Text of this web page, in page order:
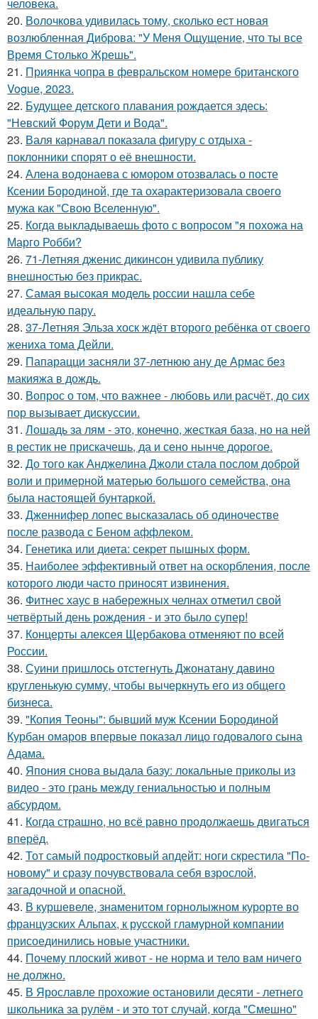
20. Волочкова удивилась тому, сколько ест новая
возлюбленная Диброва: "У Меня Ощущение, что ты все
Время Столько Жрешь".
21. Приянка чопра в февральском номере британского
Vogue, 2023.
22. Будущее детского плавания рождается здесь:
"Невский Форум Дети и Вода".
23. Валя карнавал показала фигуру с отдыха -
поклонники спорят о её внешности.
24. Алена водонаева с юмором отозвалась о посте
Ксении Бородиной, где та охарактеризовала своего
мужа как "Свою Вселенную".
25. Когда выкладываешь фото с вопросом "я похожа на
Марго Робби?
26. 71-Летняя дженис дикинсон удивила публику
внешностью без прикрас.
27. Самая высокая модель россии нашла себе
идеальную пару.
28. 37-Летняя Эльза хоск ждёт второго ребёнка от своего
жениха тома Дейли.
29. Папарацци засняли 37-летнюю ану де Армас без
макияжа в дождь.
30. Вопрос о том, что важнее - любовь или расчёт, до сих
пор вызывает дискуссии.
31. Лошадь за лям - это, конечно, жесткая база, но на ней
в рестик не прискачешь, да и сено нынче дорогое.
32. До того как Анджелина Джоли стала послом доброй
воли и примерной матерью большого семейства, она
была настоящей бунтаркой.
33. Дженнифер лопес высказалась об одиночестве
после развода с Беном аффлеком.
34. Генетика или диета: секрет пышных форм.
35. Наиболее эффективный ответ на оскорбления, после
которого люди часто приносят извинения.
36. Фитнес хаус в набережных челнах отметил свой
четвёртый день рождения - и это было супер!
37. Концерты алексея Щербакова отменяют по всей
России.
38. Суини пришлось отстегнуть Джонатану давино
кругленькую сумму, чтобы вычеркнуть его из общего
бизнеса.
39. "Копия Теоны": бывший муж Ксении Бородиной
Курбан омаров впервые показал лицо годовалого сына
Адама.
40. Япония снова выдала базу: локальные приколы из
видео - это грань между гениальностью и полным
абсурдом.
41. Когда страшно, но всё равно продолжаешь двигаться
вперёд.
42. Тот самый подростковый апдейт: ноги скрестила "По-
новому" и сразу почувствовала себя взрослой,
загадочной и опасной.
43. В куршевеле, знаменитом горнолыжном курорте во
французских Альпах, к русской гламурной компании
присоединились новые участники.
44. Почему плоский живот - не норма и тело вам ничего
не должно.
45. В Ярославле прохожие остановили десяти - летнего
школьника за рулём - и это тот случай, когда "Смешно"